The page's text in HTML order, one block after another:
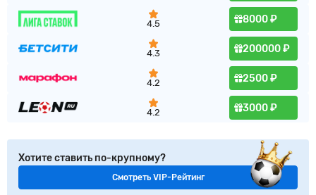
4.5 8000 ₽
4.3 200000 ₽
4.2 2500 ₽
4.2 3000 ₽
Хотите ставить по-крупному?
Смотреть VIP-Рейтинг